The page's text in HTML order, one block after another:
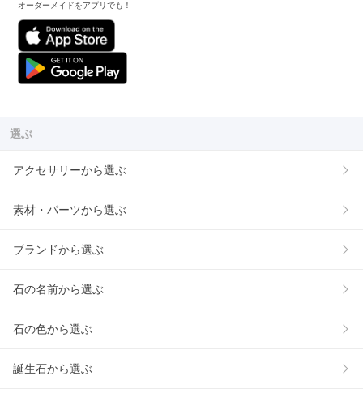
オーダーメイドをアプリでも！
選ぶ
アクセサリーから選ぶ
素材・パーツから選ぶ
ブランドから選ぶ
石の名前から選ぶ
石の色から選ぶ
誕生石から選ぶ